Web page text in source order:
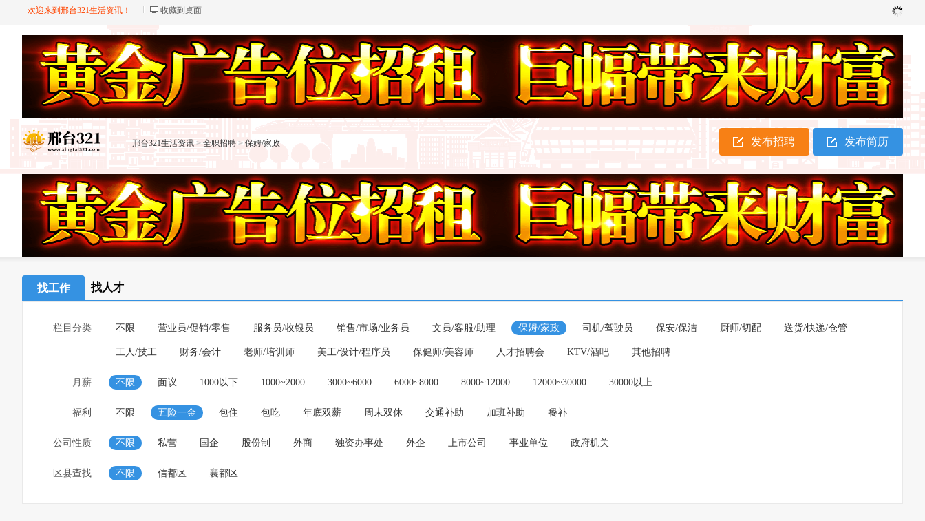
欢迎来到邢台321生活资讯！ 收藏到桌面
发布招聘 发布简历
邢台321生活资讯 > 全职招聘 > 保姆/家政
找工作 找人才
栏目分类 不限 营业员/促销/零售 服务员/收银员 销售/市场/业务员 文员/客服/助理 保姆/家政 司机/驾驶员 保安/保洁 厨师/切配 送货/快递/仓管
工人/技工 财务/会计 老师/培训师 美工/设计/程序员 保健师/美容师 人才招聘会 KTV/酒吧 其他招聘
月薪 不限 面议 1000以下 1000~2000 3000~6000 6000~8000 8000~12000 12000~30000 30000以上
福利 不限 五险一金 包住 包吃 年底双薪 周末双休 交通补助 加班补助 餐补
公司性质 不限 私营 国企 股份制 外商 独资办事处 外企 上市公司 事业单位 政府机关
区县查找 不限 信都区 襄都区